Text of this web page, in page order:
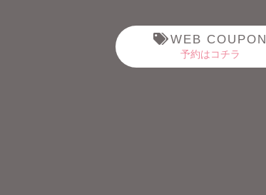
WEB COUPON
予約はコチラ